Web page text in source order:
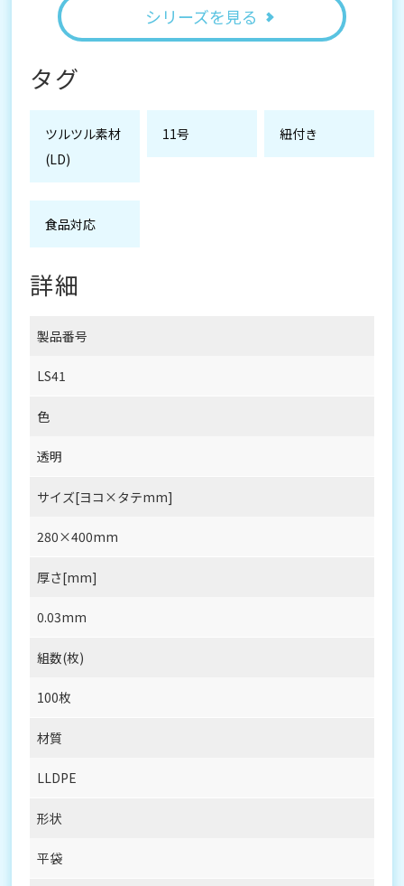
シリーズを見る
タグ
ツルツル素材
(LD)
11号 紐付き
食品対応
詳細
製品番号
LS41
色
透明
サイズ[ヨコ×タテmm]
280×400mm
厚さ[mm]
0.03mm
組数(枚)
100枚
材質
LLDPE
形状
平袋